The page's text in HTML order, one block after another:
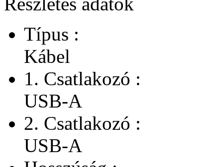
Típus :
Kábel
1. Csatlakozó :
USB-A
2. Csatlakozó :
USB-A